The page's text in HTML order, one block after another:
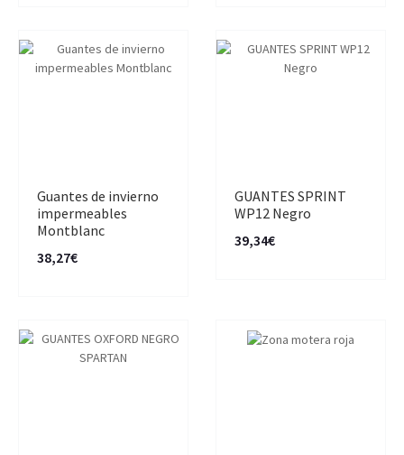
Guantes de invierno
impermeables
Montblanc
38,27€
GUANTES SPRINT
WP12 Negro
39,34€